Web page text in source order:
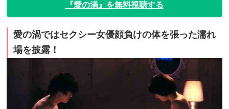
『愛の渦』を無料視聴する
愛の渦ではセクシー女優顔負けの体を張った濡れ
場を披露！